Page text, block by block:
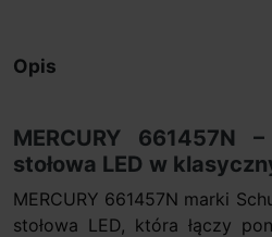
Opis
MERCURY 661457N
stołowa LED w
MERCURY 661457N marki
stołowa LED, która łączy